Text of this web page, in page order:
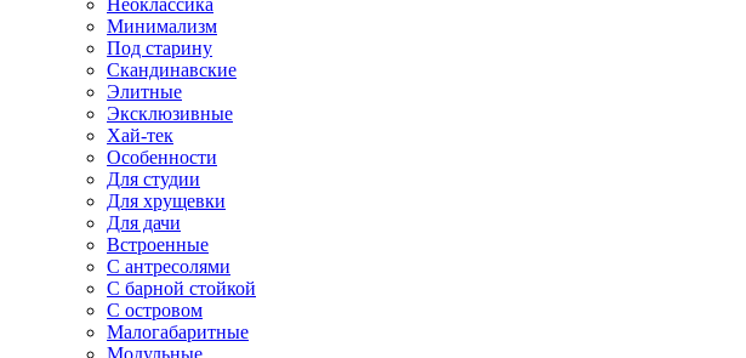
Минимализм
Под старину
Скандинавские
Элитные
Эксклюзивные
Хай-тек
Особенности
Для студии
Для хрущевки
Для дачи
Встроенные
С антресолями
С барной стойкой
С островом
Малогабаритные
Модульные